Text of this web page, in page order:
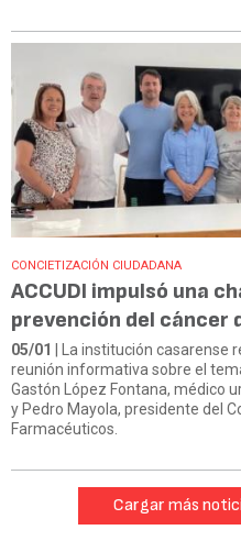
CONCIETIZACIÓN CIUDADANA
ACCUDI impulsó una
prevención del cáncer
05/01
| La institución casarense
reunión informativa sobre el
Gastón López Fontana, médico
y Pedro Mayola, presidente del
Farmacéuticos.
Cargar más